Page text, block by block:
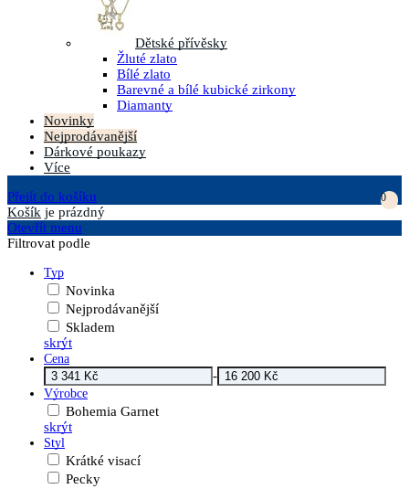
Dětské přívěsky
Žluté zlato
Bílé zlato
Barevné a bílé kubické zirkony
Diamanty
Novinky
Nejprodávanější
Dárkové poukazy
Více
Přejít do košíku
0
Košík je prázdný
Otevřít menu
Filtrovat podle
Typ
Novinka
Nejprodávanější
Skladem
skrýt
Cena
-
Výrobce
Bohemia Garnet
skrýt
Styl
Krátké visací
Pecky